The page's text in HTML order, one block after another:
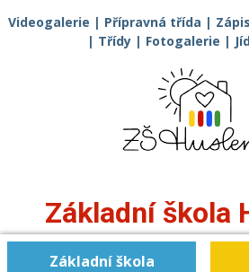
Videogalerie | Přípravná třída |
| Třídy | Fotogalerie |
Základní škola
Základní škola